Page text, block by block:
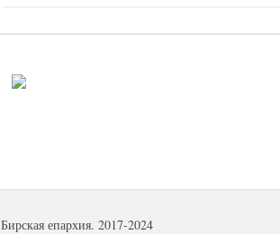
Бирская епархия. 2017-2024